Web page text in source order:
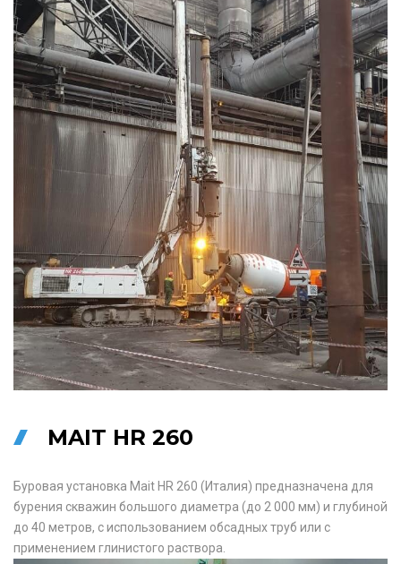
MAIT HR 260
Буровая установка Mait HR 260 (Италия) предназначена для
бурения скважин большого диаметра (до 2 000 мм) и глубиной
до 40 метров, с использованием обсадных труб или с
применением глинистого раствора.